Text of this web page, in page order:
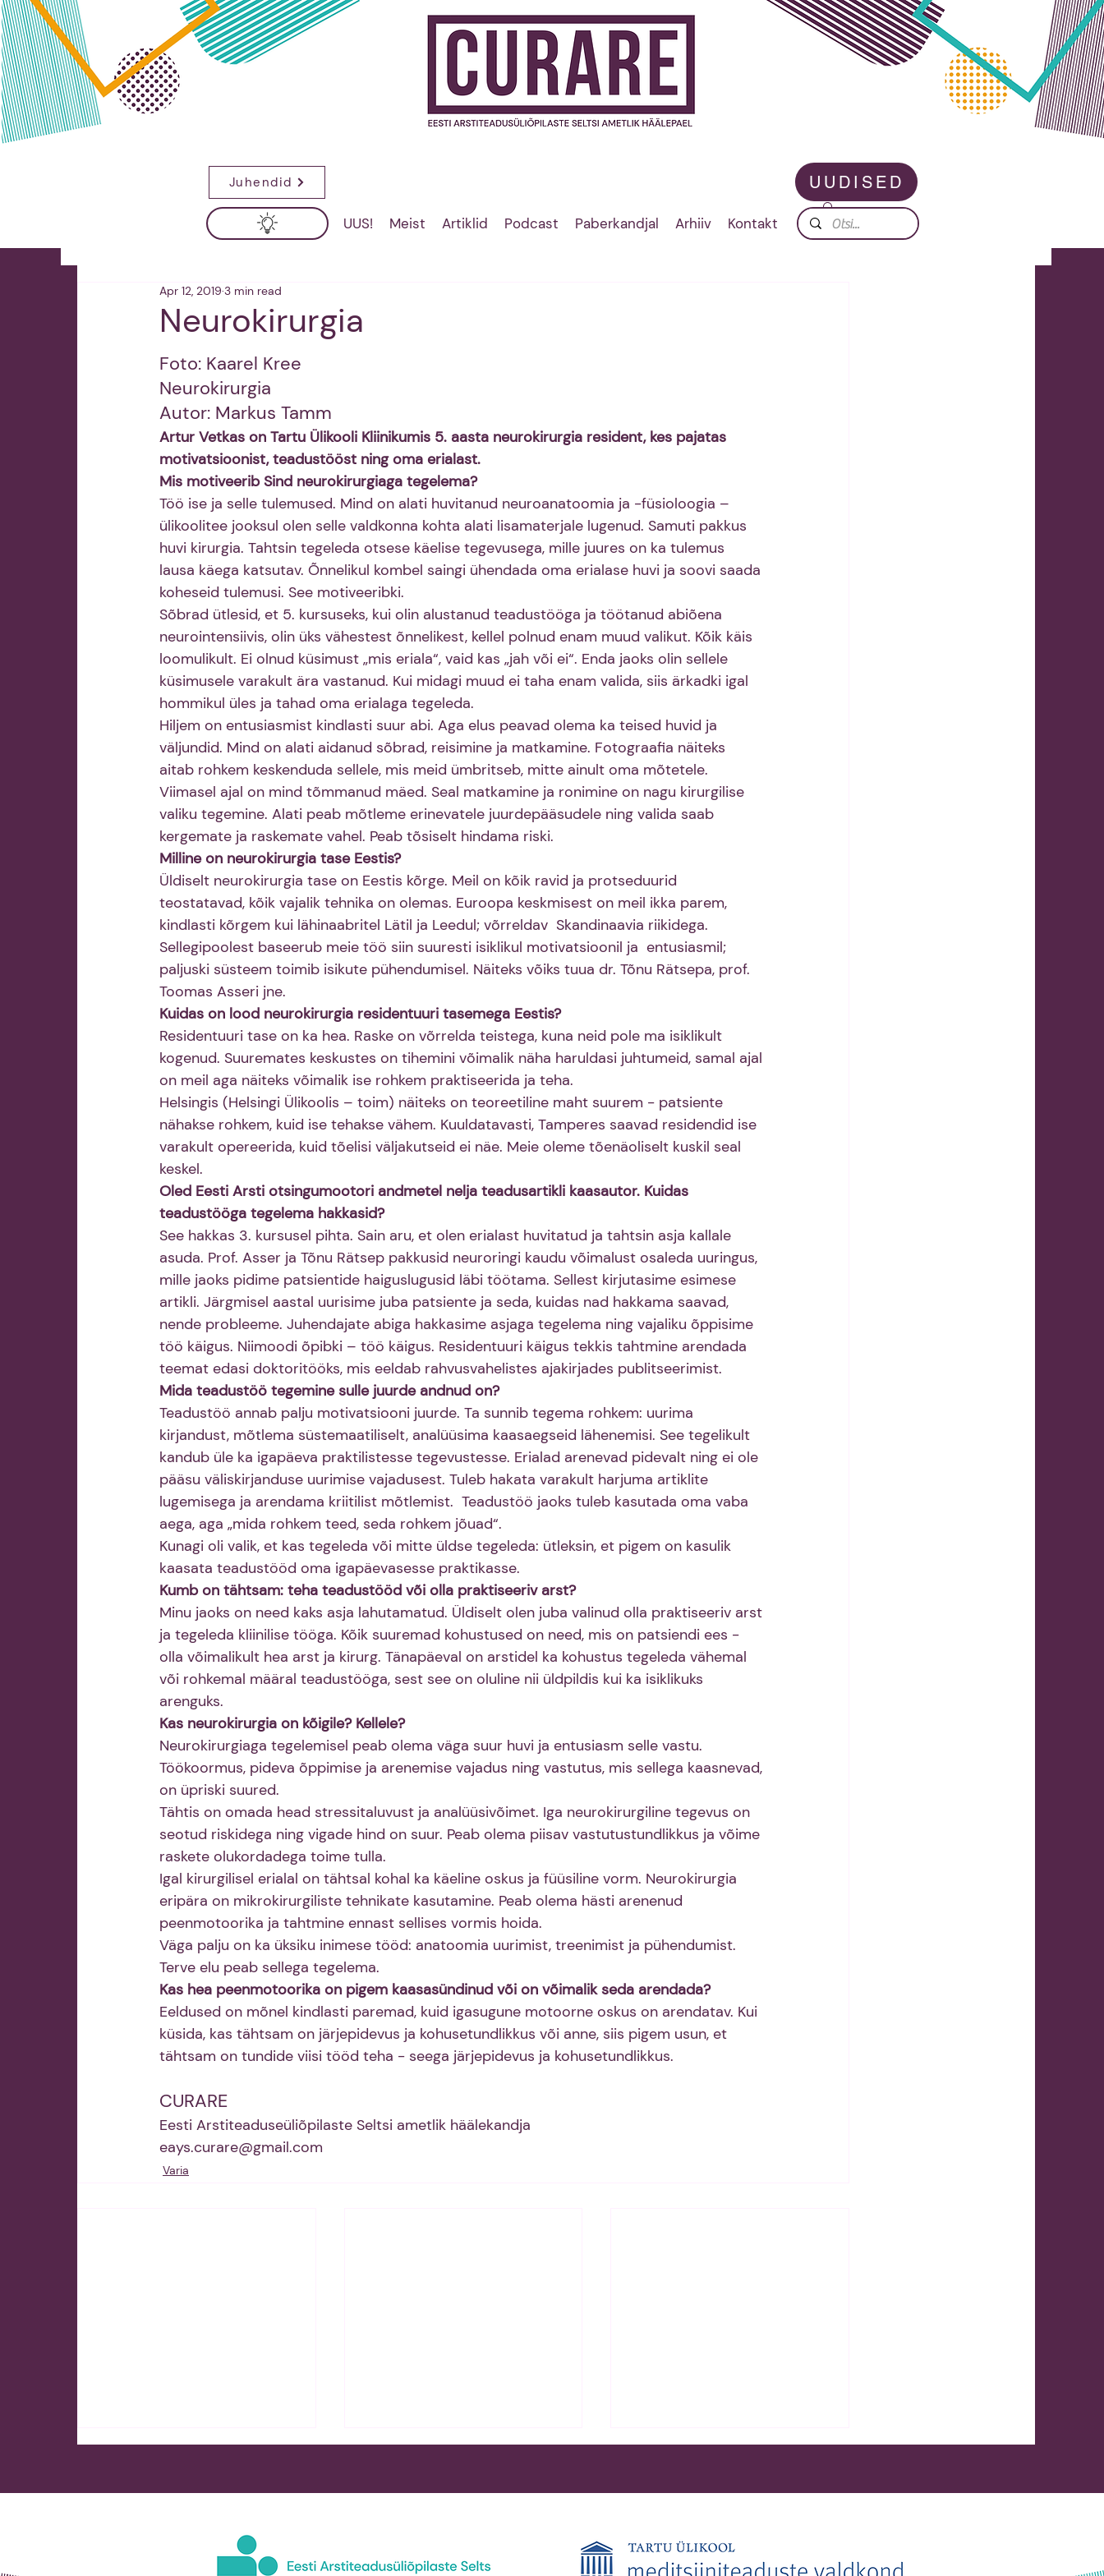
Juhendid
UUS! Meist Artiklid Podcast Paberkandjal Arhiiv Kontakt
UUDISED
Neurokirurgia
Apr 12, 2019 3 min read
Foto: Kaarel Kree
Neurokirurgia
Autor: Markus Tamm
Artur Vetkas on Tartu Ülikooli Kliinikumis 5. aasta neurokirurgia resident, kes pajatas
motivatsioonist, teadustööst ning oma erialast.
Mis motiveerib Sind neurokirurgiaga tegelema?
Töö ise ja selle tulemused. Mind on alati huvitanud neuroanatoomia ja -füsioloogia –
ülikoolitee jooksul olen selle valdkonna kohta alati lisamaterjale lugenud. Samuti pakkus
huvi kirurgia. Tahtsin tegeleda otsese käelise tegevusega, mille juures on ka tulemus
lausa käega katsutav. Õnnelikul kombel saingi ühendada oma erialase huvi ja soovi saada
koheseid tulemusi. See motiveeribki.
Sõbrad ütlesid, et 5. kursuseks, kui olin alustanud teadustööga ja töötanud abiõena
neurointensiivis, olin üks vähestest õnnelikest, kellel polnud enam muud valikut. Kõik käis
loomulikult. Ei olnud küsimust „mis eriala“, vaid kas „jah või ei“. Enda jaoks olin sellele
küsimusele varakult ära vastanud. Kui midagi muud ei taha enam valida, siis ärkadki igal
hommikul üles ja tahad oma erialaga tegeleda.
Hiljem on entusiasmist kindlasti suur abi. Aga elus peavad olema ka teised huvid ja
väljundid. Mind on alati aidanud sõbrad, reisimine ja matkamine. Fotograafia näiteks
aitab rohkem keskenduda sellele, mis meid ümbritseb, mitte ainult oma mõtetele.
Viimasel ajal on mind tõmmanud mäed. Seal matkamine ja ronimine on nagu kirurgilise
valiku tegemine. Alati peab mõtleme erinevatele juurdepääsudele ning valida saab
kergemate ja raskemate vahel. Peab tõsiselt hindama riski.
Milline on neurokirurgia tase Eestis?
Üldiselt neurokirurgia tase on Eestis kõrge. Meil on kõik ravid ja protseduurid
teostatavad, kõik vajalik tehnika on olemas. Euroopa keskmisest on meil ikka parem,
kindlasti kõrgem kui lähinaabritel Lätil ja Leedul; võrreldav  Skandinaavia riikidega.
Sellegipoolest baseerub meie töö siin suuresti isiklikul motivatsioonil ja  entusiasmil;
paljuski süsteem toimib isikute pühendumisel. Näiteks võiks tuua dr. Tõnu Rätsepa, prof.
Toomas Asseri jne.
Kuidas on lood neurokirurgia residentuuri tasemega Eestis?
Residentuuri tase on ka hea. Raske on võrrelda teistega, kuna neid pole ma isiklikult
kogenud. Suuremates keskustes on tihemini võimalik näha haruldasi juhtumeid, samal ajal
on meil aga näiteks võimalik ise rohkem praktiseerida ja teha.
Helsingis (Helsingi Ülikoolis – toim) näiteks on teoreetiline maht suurem - patsiente
nähakse rohkem, kuid ise tehakse vähem. Kuuldatavasti, Tamperes saavad residendid ise
varakult opereerida, kuid tõelisi väljakutseid ei näe. Meie oleme tõenäoliselt kuskil seal
keskel.
Oled Eesti Arsti otsingumootori andmetel nelja teadusartikli kaasautor. Kuidas
teadustööga tegelema hakkasid?
See hakkas 3. kursusel pihta. Sain aru, et olen erialast huvitatud ja tahtsin asja kallale
asuda. Prof. Asser ja Tõnu Rätsep pakkusid neuroringi kaudu võimalust osaleda uuringus,
mille jaoks pidime patsientide haiguslugusid läbi töötama. Sellest kirjutasime esimese
artikli. Järgmisel aastal uurisime juba patsiente ja seda, kuidas nad hakkama saavad,
nende probleeme. Juhendajate abiga hakkasime asjaga tegelema ning vajaliku õppisime
töö käigus. Niimoodi õpibki – töö käigus. Residentuuri käigus tekkis tahtmine arendada
teemat edasi doktoritööks, mis eeldab rahvusvahelistes ajakirjades publitseerimist.
Mida teadustöö tegemine sulle juurde andnud on?
Teadustöö annab palju motivatsiooni juurde. Ta sunnib tegema rohkem: uurima
kirjandust, mõtlema süstemaatiliselt, analüüsima kaasaegseid lähenemisi. See tegelikult
kandub üle ka igapäeva praktilistesse tegevustesse. Erialad arenevad pidevalt ning ei ole
pääsu väliskirjanduse uurimise vajadusest. Tuleb hakata varakult harjuma artiklite
lugemisega ja arendama kriitilist mõtlemist.  Teadustöö jaoks tuleb kasutada oma vaba
aega, aga „mida rohkem teed, seda rohkem jõuad“.
Kunagi oli valik, et kas tegeleda või mitte üldse tegeleda: ütleksin, et pigem on kasulik
kaasata teadustööd oma igapäevasesse praktikasse.
Kumb on tähtsam: teha teadustööd või olla praktiseeriv arst?
Minu jaoks on need kaks asja lahutamatud. Üldiselt olen juba valinud olla praktiseeriv arst
ja tegeleda kliinilise tööga. Kõik suuremad kohustused on need, mis on patsiendi ees -
olla võimalikult hea arst ja kirurg. Tänapäeval on arstidel ka kohustus tegeleda vähemal
või rohkemal määral teadustööga, sest see on oluline nii üldpildis kui ka isiklikuks
arenguks.
Kas neurokirurgia on kõigile? Kellele?
Neurokirurgiaga tegelemisel peab olema väga suur huvi ja entusiasm selle vastu.
Töökoormus, pideva õppimise ja arenemise vajadus ning vastutus, mis sellega kaasnevad,
on üpriski suured.
Tähtis on omada head stressitaluvust ja analüüsivõimet. Iga neurokirurgiline tegevus on
seotud riskidega ning vigade hind on suur. Peab olema piisav vastutustundlikkus ja võime
raskete olukordadega toime tulla.
Igal kirurgilisel erialal on tähtsal kohal ka käeline oskus ja füüsiline vorm. Neurokirurgia
eripära on mikrokirurgiliste tehnikate kasutamine. Peab olema hästi arenenud
peenmotoorika ja tahtmine ennast sellises vormis hoida.
Väga palju on ka üksiku inimese tööd: anatoomia uurimist, treenimist ja pühendumist.
Terve elu peab sellega tegelema.
Kas hea peenmotoorika on pigem kaasasündinud või on võimalik seda arendada?
Eeldused on mõnel kindlasti paremad, kuid igasugune motoorne oskus on arendatav. Kui
küsida, kas tähtsam on järjepidevus ja kohusetundlikkus või anne, siis pigem usun, et
tähtsam on tundide viisi tööd teha - seega järjepidevus ja kohusetundlikkus.
CURARE
Eesti Arstiteaduseüliõpilaste Seltsi ametlik häälekandja
eays.curare@gmail.com
Varia
,,Noore arsti märkmed"